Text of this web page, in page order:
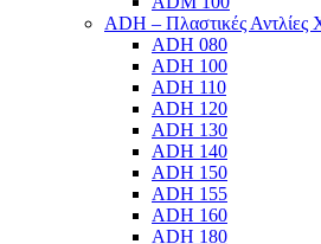
ADH – Πλαστικές Αντλίες
ADH 080
ADH 100
ADH 110
ADH 120
ADH 130
ADH 140
ADH 150
ADH 155
ADH 160
ADH 180